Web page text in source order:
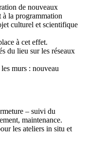
de nouveaux
à la programmation
culturel et scientifique
à cet effet.
du lieu sur les réseaux
murs : nouveau
– suivi du
maintenance.
les ateliers in situ et